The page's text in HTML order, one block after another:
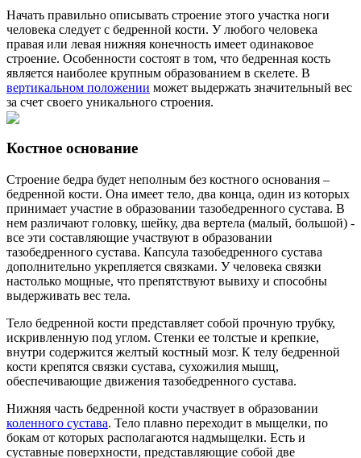
Начать правильно описывать строение этого участка ноги
человека следует с бедренной кости. У любого человека
правая или левая нижняя конечность имеет одинаковое
строение. Особенности состоят в том, что бедренная кость
является наиболее крупным образованием в скелете. В
вертикальном положении может выдержать значительный вес
за счет своего уникального строения.
Костное основание
Строение бедра будет неполным без костного основания –
бедренной кости. Она имеет тело, два конца, один из которых
принимает участие в образовании тазобедренного сустава. В
нем различают головку, шейку, два вертела (малый, большой) -
все эти составляющие участвуют в образовании
тазобедренного сустава. Капсула тазобедренного сустава
дополнительно укрепляется связками. У человека связки
настолько мощные, что препятствуют вывиху и способны
выдерживать вес тела.
Тело бедренной кости представляет собой прочную трубку,
искривленную под углом. Стенки ее толстые и крепкие,
внутри содержится желтый костный мозг. К телу бедренной
кости крепятся связки сустава, сухожилия мышц,
обеспечивающие движения тазобедренного сустава.
Нижняя часть бедренной кости участвует в образовании
коленного сустава. Тело плавно переходит в мыщелки, по
бокам от которых располагаются надмыщелки. Есть и
суставные поверхности, представляющие собой две